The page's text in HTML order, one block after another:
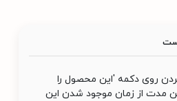
روی دکمه 'این محصول را
مدت از زمان موجود شدن این